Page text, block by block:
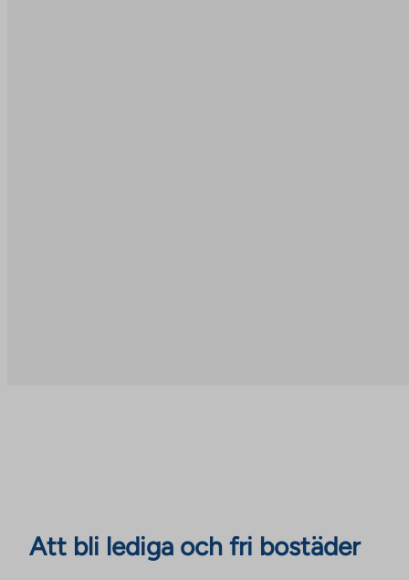
Att bli lediga och fri bostäder